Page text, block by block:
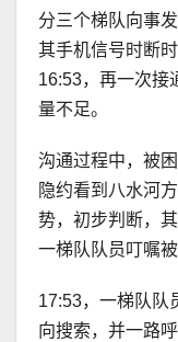
分三个梯队向事
其手机信号时断
16:53，再一次接
量不足。
沟通过程中，被
隐约看到八水河
势，初步判断，
一梯队队员叮嘱
17:53，一梯队队
向搜索，并一路